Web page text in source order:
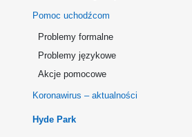
Pomoc uchodźcom
Problemy formalne
Problemy językowe
Akcje pomocowe
Koronawirus – aktualności
Hyde Park